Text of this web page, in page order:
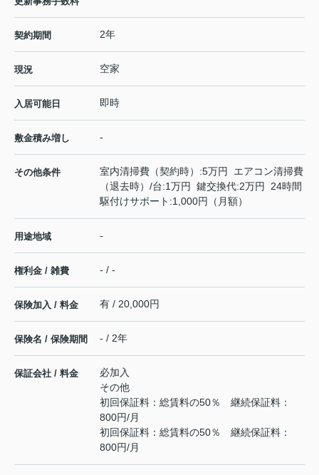
契約期間 2年
現況 空家
入居可能日 即時
敷金積み増し -
その他条件
室内清掃費（契約時）:5万円 エアコン清掃費
（退去時）/台:1万円 鍵交換代:2万円 24時間
駆付けサポート:1,000円（月額）
用途地域 -
権利金 / 雑費 - / -
保険加入 / 料金 有 / 20,000円
保険名 / 保険期間 - / 2年
保証会社 / 料金
必加入
その他
初回保証料：総賃料の50％ 継続保証料：
800円/月
初回保証料：総賃料の50％ 継続保証料：
800円/月